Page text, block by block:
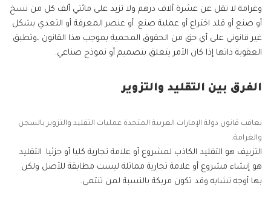
وغرامة لا تقل عن عشرة آلاف درهم ولا تزيد على مائتي ألف كل من نسخ
أو صنع أو قلد اختراع أو عملية صنع. أو عنصر المعرفة أو التعدي بشكل
غير قانوني على أي حق من الحقوق المحمية بموجب هذا القانون ،وتطبق
العقوبة ذاتها إذا كان الأمر يتعلق بتصميم أو نموذج صناعي.
الفرق بين التقليد والتزوير
يعاقب قانون دولة الإمارات العربية المتحدة عمليات التقليد والتزوير بالسجن
والغرامة.
التزييف هو التقليد الكاذب لمشروع أو علامة تجارية كليا أو جزئيا. التقليد
هو إنشاء مشروع أو علامة تجارية مماثلة ليست مطابقة للأصل ولكن
بها أوجه تشابه وقد تكون مربكة بالنسبة لمن تنتمي.